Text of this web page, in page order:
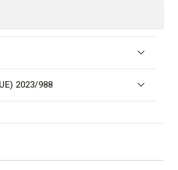
2023/988